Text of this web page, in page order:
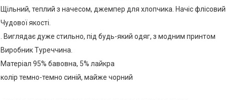
Щільний, теплий з начесом, джемпер для хлопчика. Начіс флісовий
Чудової якості.
. Виглядає дуже стильно, під будь-який одяг, з модним принтом
Виробник Туреччина.
Матеріал 95% бавовна, 5% лайкра
колір темно-темно синій, майже чорний